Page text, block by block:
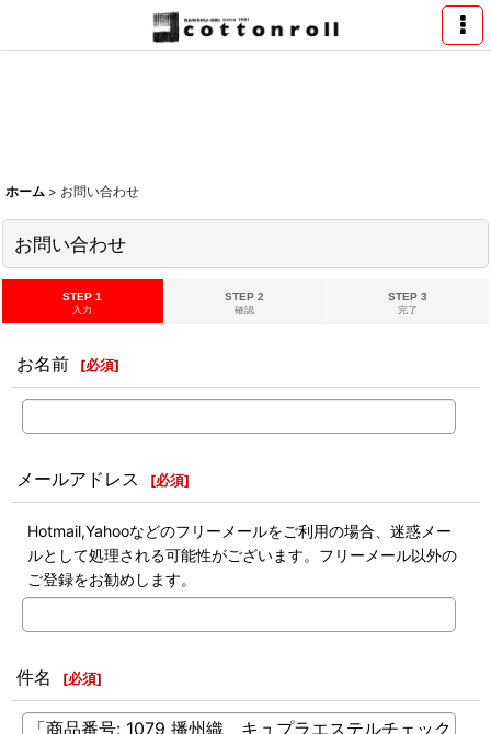
ホーム > お問い合わせ
お問い合わせ
STEP 1
入力
STEP 2
確認
STEP 3
完了
お名前 [必須]
メールアドレス [必須]
Hotmail,Yahooなどのフリーメールをご利用の場合、迷惑メー
ルとして処理される可能性がございます。フリーメール以外の
ご登録をお勧めします。
件名 [必須]